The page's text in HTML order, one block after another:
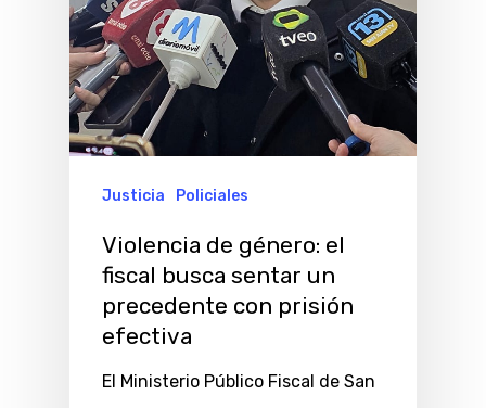
Justicia Policiales
Violencia de género: el
fiscal busca sentar un
precedente con prisión
efectiva
El Ministerio Público Fiscal de San